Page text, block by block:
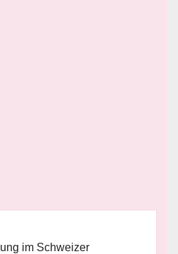
im Schweizer